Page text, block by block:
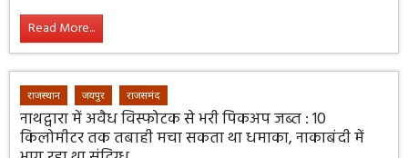
Read More...
राजस्थान जयपुर राजसमंद
नाथद्वारा में अवैध विस्फोटक से भरी पिकअप जब्त : 10
किलोमीटर तक तबाही मचा सकता था धमाका, नाकाबंदी में